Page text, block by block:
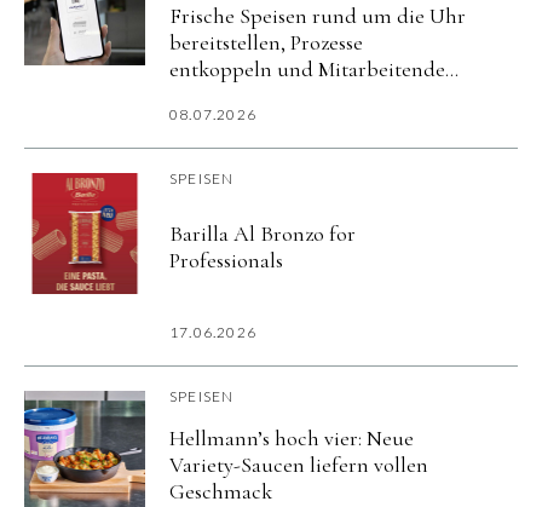
Frische Speisen rund um die Uhr
bereitstellen, Prozesse
entkoppeln und Mitarbeitende
08.07.2026
SPEISEN
Barilla Al Bronzo for
Professionals
17.06.2026
SPEISEN
Hellmann’s hoch vier: Neue
Variety-Saucen liefern vollen
Geschmack